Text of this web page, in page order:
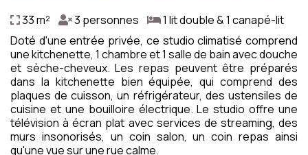
33 m² 3 personnes
1 lit double & 1 canapé-lit
Doté d'une entrée privée, ce studio climatisé comprend
une kitchenette, 1 chambre et 1 salle de bain avec douche
et sèche-cheveux. Les repas peuvent être préparés
dans la kitchenette bien équipée, qui comprend des
plaques de cuisson, un réfrigérateur, des ustensiles de
cuisine et une bouilloire électrique. Le studio offre une
télévision à écran plat avec services de streaming, des
murs insonorisés, un coin salon, un coin repas ainsi
qu'une vue sur une rue calme.